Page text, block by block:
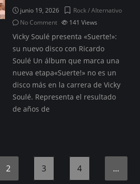
junio 19, 2026
Rock / Alternativo
No Comment
141Views
Vicky Soulé presenta «Suerte!»:
su nuevo disco con Ricardo
Soulé Un álbum que marca una
nueva etapa«Suerte!» no es un
disco más en la carrera de Vicky
Soulé. Representa el resultado
de años de
2 3 4 …